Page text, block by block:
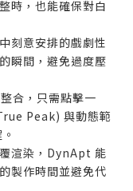
時，也能確保對白
刻意安排的戲劇性
瞬間，避免過度壓
合，只需點擊一
Peak) 與動態範
渲染，DynApt 能
製作時間並避免代